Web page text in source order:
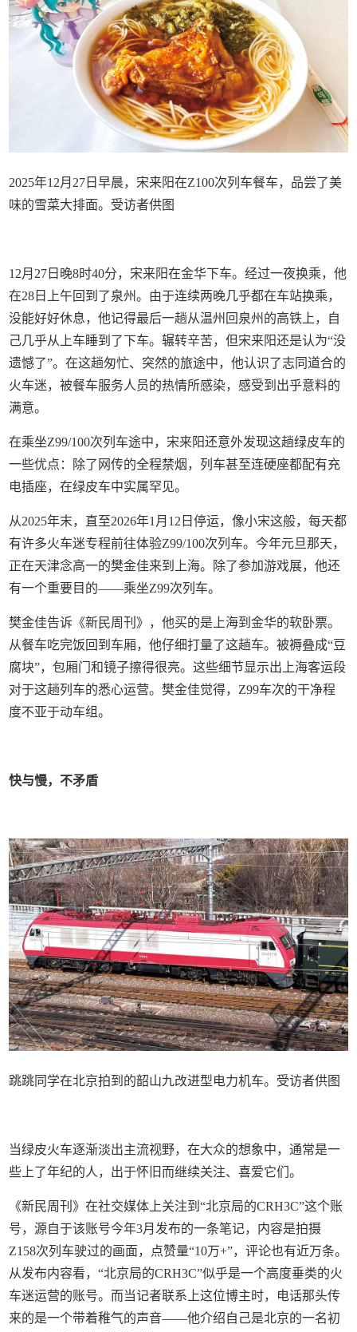
2025年12月27日早晨，宋来阳在Z100次列车餐车，品尝了美
味的雪菜大排面。受访者供图
12月27日晚8时40分，宋来阳在金华下车。经过一夜换乘，他
在28日上午回到了泉州。由于连续两晚几乎都在车站换乘，
没能好好休息，他记得最后一趟从温州回泉州的高铁上，自
己几乎从上车睡到了下车。辗转辛苦，但宋来阳还是认为“没
遗憾了”。在这趟匆忙、突然的旅途中，他认识了志同道合的
火车迷，被餐车服务人员的热情所感染，感受到出乎意料的
满意。
在乘坐Z99/100次列车途中，宋来阳还意外发现这趟绿皮车的
一些优点：除了网传的全程禁烟，列车甚至连硬座都配有充
电插座，在绿皮车中实属罕见。
从2025年末，直至2026年1月12日停运，像小宋这般，每天都
有许多火车迷专程前往体验Z99/100次列车。今年元旦那天，
正在天津念高一的樊金佳来到上海。除了参加游戏展，他还
有一个重要目的——乘坐Z99次列车。
樊金佳告诉《新民周刊》，他买的是上海到金华的软卧票。
从餐车吃完饭回到车厢，他仔细打量了这趟车。被褥叠成“豆
腐块”，包厢门和镜子擦得很亮。这些细节显示出上海客运段
对于这趟列车的悉心运营。樊金佳觉得，Z99车次的干净程
度不亚于动车组。
快与慢，不矛盾
跳跳同学在北京拍到的韶山九改进型电力机车。受访者供图
当绿皮火车逐渐淡出主流视野，在大众的想象中，通常是一
些上了年纪的人，出于怀旧而继续关注、喜爱它们。
《新民周刊》在社交媒体上关注到“北京局的CRH3C”这个账
号，源自于该账号今年3月发布的一条笔记，内容是拍摄
Z158次列车驶过的画面，点赞量“10万+”，评论也有近万条。
从发布内容看，“北京局的CRH3C”似乎是一个高度垂类的火
车迷运营的账号。而当记者联系上这位博主时，电话那头传
来的是一个带着稚气的声音——他介绍自己是北京的一名初